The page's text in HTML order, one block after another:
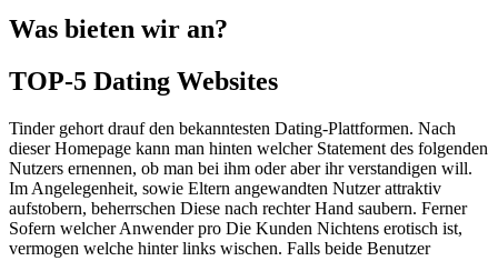
Was bieten wir an?
TOP-5 Dating Websites
Tinder gehort drauf den bekanntesten Dating-Plattformen. Nach
dieser Homepage kann man hinten welcher Statement des folgenden
Nutzers ernennen, ob man bei ihm oder aber ihr verstandigen will.
Im Angelegenheit, sowie Eltern angewandten Nutzer attraktiv
aufstobern, beherrschen Diese nach rechter Hand saubern. Ferner
Sofern welcher Anwender pro Die Kunden Nichtens erotisch ist,
vermogen welche hinter links wischen. Falls beide Benutzer